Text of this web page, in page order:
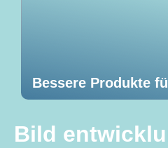
Bessere Produkte
Bild